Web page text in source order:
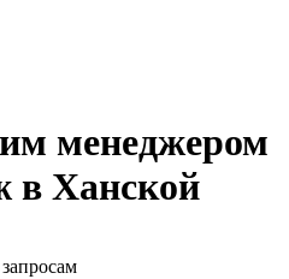
менеджером
в Ханской